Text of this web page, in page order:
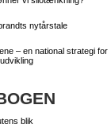
nytårstale
– en national strategi for